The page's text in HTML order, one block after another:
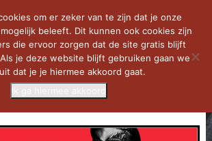
om er zeker van te zijn dat je onze
beleeft. Dit kunnen ook cookies zijn
die ervoor zorgen dat de site gratis blijft
je deze website blijft gebruiken gaan we
dat je je hiermee akkoord gaat.
Ik ga hiermee akkoord